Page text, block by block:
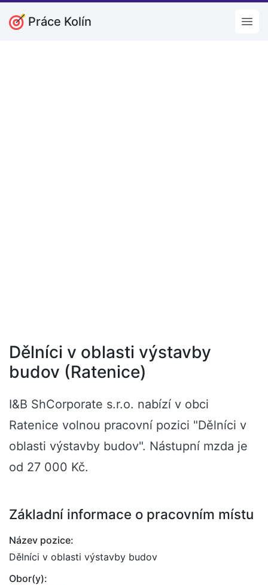
Práce Kolín
Dělníci v oblasti výstavby
budov (Ratenice)
I&B ShCorporate s.r.o. nabízí v obci
Ratenice volnou pracovní pozici "Dělníci v
oblasti výstavby budov". Nástupní mzda je
od 27 000 Kč.
Základní informace o pracovním místu
Název pozice:
Dělníci v oblasti výstavby budov
Obor(y):